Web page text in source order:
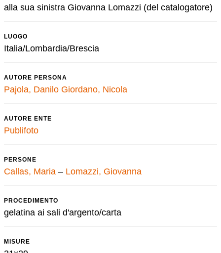
alla sua sinistra Giovanna Lomazzi (del catalogatore)
LUOGO
Italia/Lombardia/Brescia
AUTORE PERSONA
Pajola, Danilo Giordano, Nicola
AUTORE ENTE
Publifoto
PERSONE
Callas, Maria – Lomazzi, Giovanna
PROCEDIMENTO
gelatina ai sali d'argento/carta
MISURE